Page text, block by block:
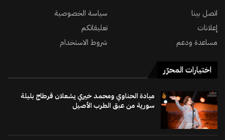
اتصل بينا
سياسة الخصوصية
إعلانات
تعليقاتكم
مساعدة ودعم
شروط الاستخدام
اختيارات المحرّر
ميادة الحناوي ومحمد خيري يشعلان قرطاج بليلة
سورية من عبق الطرب الأصيل